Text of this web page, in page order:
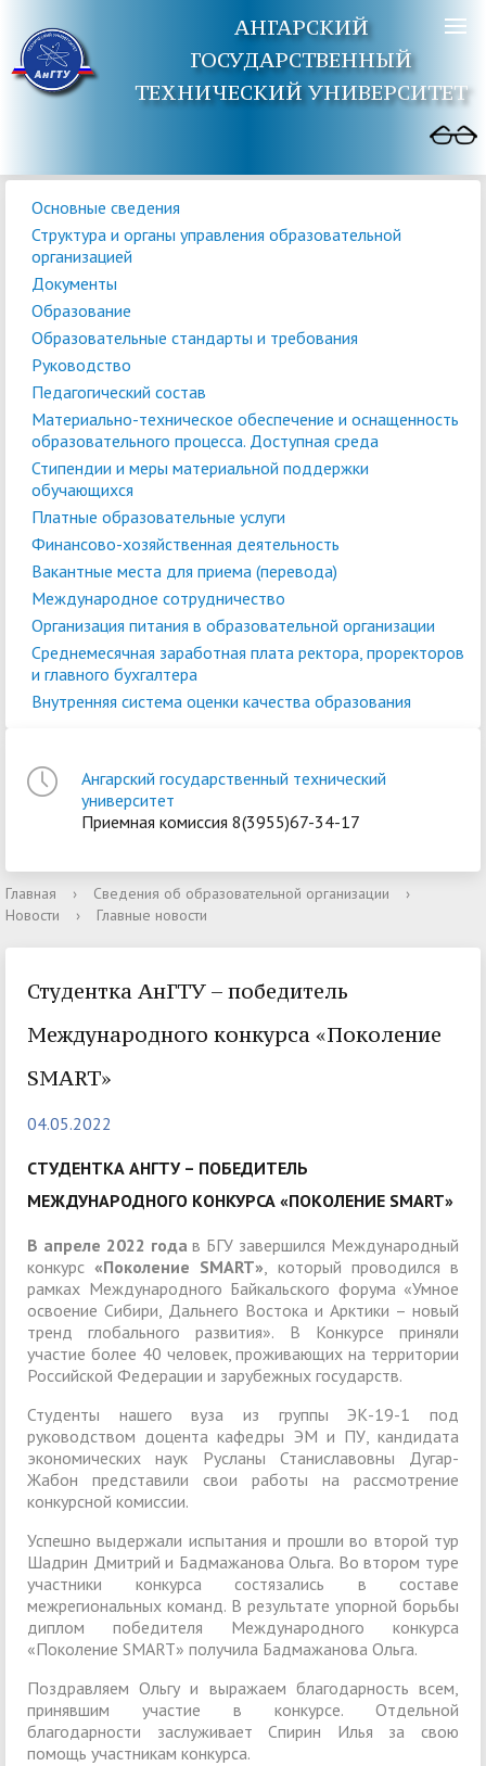
АНГАРСКИЙ
ГОСУДАРСТВЕННЫЙ
ТЕХНИЧЕСКИЙ УНИВЕРСИТЕТ
Основные сведения
Структура и органы управления образовательной
организацией
Документы
Образование
Образовательные стандарты и требования
Руководство
Педагогический состав
Материально-техническое обеспечение и оснащенность
образовательного процесса. Доступная среда
Стипендии и меры материальной поддержки
обучающихся
Платные образовательные услуги
Финансово-хозяйственная деятельность
Вакантные места для приема (перевода)
Международное сотрудничество
Организация питания в образовательной организации
Среднемесячная заработная плата ректора, проректоров
и главного бухгалтера
Внутренняя система оценки качества образования
Ангарский государственный технический
университет
Приемная комиссия 8(3955)67-34-17
Главная › Сведения об образовательной организации
›
Новости
› Главные новости
Студентка АнГТУ – победитель
Международного конкурса «Поколение
SMART»
04.05.2022
СТУДЕНТКА АНГТУ – ПОБЕДИТЕЛЬ
МЕЖДУНАРОДНОГО КОНКУРСА «ПОКОЛЕНИЕ SMART»
В апреле 2022 года в БГУ завершился Международный
конкурс«Поколение SMART», который проводился в
рамках Международного Байкальского форума «Умное
освоение Сибири, Дальнего Востока и Арктики – новый
тренд глобального развития». В Конкурсе приняли
участие более 40 человек, проживающих на территории
Российской Федерации и зарубежных государств.
Студенты нашего вуза из группы ЭК-19-1 под
руководством доцента кафедры ЭМ и ПУ, кандидата
экономических наук Русланы Станиславовны Дугар-
Жабон представили свои работы на рассмотрение
конкурсной комиссии.
Успешно выдержали испытания и прошли во второй тур
Шадрин Дмитрий и Бадмажанова Ольга. Во втором туре
участники конкурса состязались в составе
межрегиональных команд. В результате упорной борьбы
диплом победителя Международного конкурса
«Поколение SMART» получила Бадмажанова Ольга.
Поздравляем Ольгу и выражаем благодарность всем,
принявшим участие в конкурсе. Отдельной
благодарности заслуживает Спирин Илья за свою
помощь участникам конкурса.